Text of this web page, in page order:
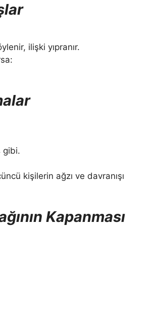
ilişki yıpranır.
gibi.
kişilerin ağzı ve davranışı
Kapanması